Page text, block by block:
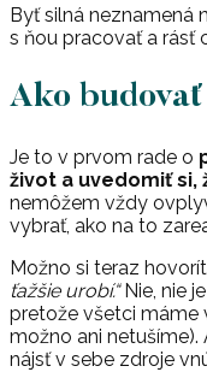
Byť silná neznamená
s ňou pracovať a rásť
Ako
Je to v prvom rade o
život a uvedomiť
nemôžem vždy
vybrať, ako na to
Možno si teraz
ťažšie urobí.“Nie, nie
pretože všetci máme
možno ani netušíme).
nájsť v sebe zdroje